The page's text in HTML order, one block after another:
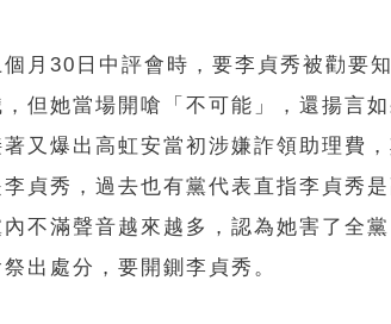
月30日中評會時，要李貞秀被勸要
但她當場開嗆「不可能」，還揚言
又爆出高虹安當初涉嫌詐領助理費
貞秀，過去也有黨代表直指李貞秀
不滿聲音越來越多，認為她害了全
出處分，要開鍘李貞秀。